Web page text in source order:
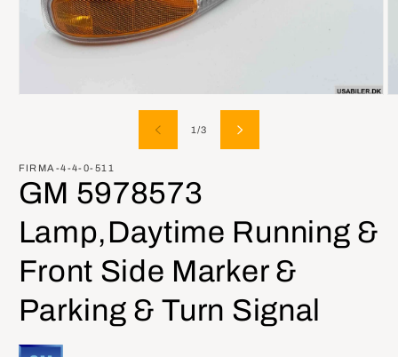
1/von
3
FIRMA-4-4-0-511
GM 5978573
Lamp,Daytime Running &
Front Side Marker &
Parking & Turn Signal